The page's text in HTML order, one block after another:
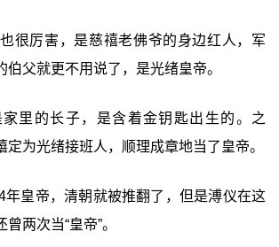
很厉害，是慈禧老佛爷的身边红人，军
伯父就更不用说了，是光绪皇帝。
里的长子，是含着金钥匙出生的。之
定为光绪接班人，顺理成章地当了皇帝。
年皇帝，清朝就被推翻了，但是溥仪在这
两次当“皇帝”。